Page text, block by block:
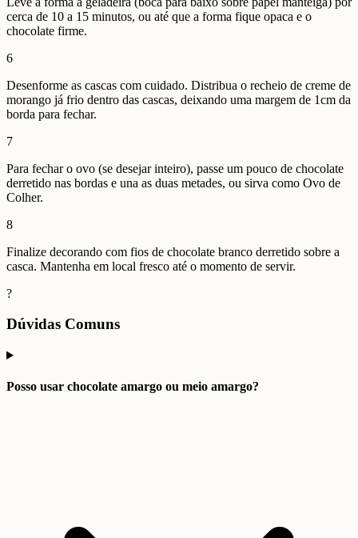
cerca de 10 a 15 minutos, ou até que a forma fique opaca e o
chocolate firme.
6
Desenforme as cascas com cuidado. Distribua o recheio de creme de
morango já frio dentro das cascas, deixando uma margem de 1cm da
borda para fechar.
7
Para fechar o ovo (se desejar inteiro), passe um pouco de chocolate
derretido nas bordas e una as duas metades, ou sirva como Ovo de
Colher.
8
Finalize decorando com fios de chocolate branco derretido sobre a
casca. Mantenha em local fresco até o momento de servir.
?
Dúvidas Comuns
Posso usar chocolate amargo ou meio amargo?